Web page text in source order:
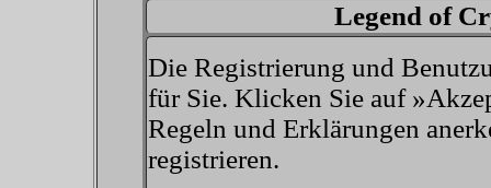
Legend of
Die Registrierung und
für Sie. Klicken Sie auf
Regeln und Erklärungen
registrieren.